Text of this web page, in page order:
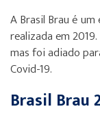
A Brasil Brau é
realizada em
mas foi adiado
Covid-19.
Brasil Brau